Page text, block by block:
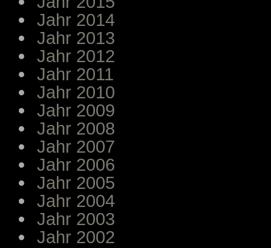
Jahr 2014
Jahr 2013
Jahr 2012
Jahr 2011
Jahr 2010
Jahr 2009
Jahr 2008
Jahr 2007
Jahr 2006
Jahr 2005
Jahr 2004
Jahr 2003
Jahr 2002